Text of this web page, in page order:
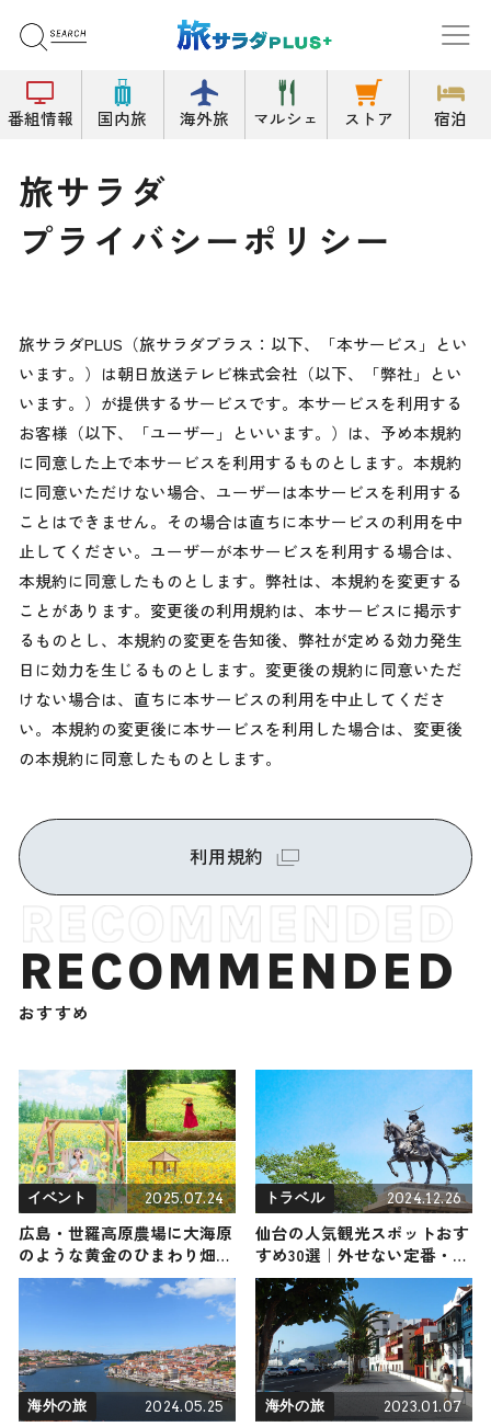
番組情報 国内旅 海外旅 マルシェ ストア 宿泊
旅サラダ
プライバシーポリシー
旅サラダPLUS（旅サラダプラス：以下、「本サービス」とい
います。）は朝日放送テレビ株式会社（以下、「弊社」とい
います。）が提供するサービスです。本サービスを利用する
お客様（以下、「ユーザー」といいます。）は、予め本規約
に同意した上で本サービスを利用するものとします。本規約
に同意いただけない場合、ユーザーは本サービスを利用する
ことはできません。その場合は直ちに本サービスの利用を中
止してください。ユーザーが本サービスを利用する場合は、
本規約に同意したものとします。弊社は、本規約を変更する
ことがあります。変更後の利用規約は、本サービスに掲示す
るものとし、本規約の変更を告知後、弊社が定める効力発生
日に効力を生じるものとします。変更後の規約に同意いただ
けない場合は、直ちに本サービスの利用を中止してくださ
い。本規約の変更後に本サービスを利用した場合は、変更後
の本規約に同意したものとします。
利用規約
RECOMMENDED
おすすめ
イベント 2025.07.24
広島・世羅高原農場に大海原
のような黄金のひまわり畑が
出現！7月26日（土）から
「ひまわりまつり」開催
トラベル 2024.12.26
仙台の人気観光スポットおす
すめ30選｜外せない定番・名
所から穴場まで見どころ満載
の観光地を紹介
海外の旅 2024.05.25 海外の旅 2023.01.07